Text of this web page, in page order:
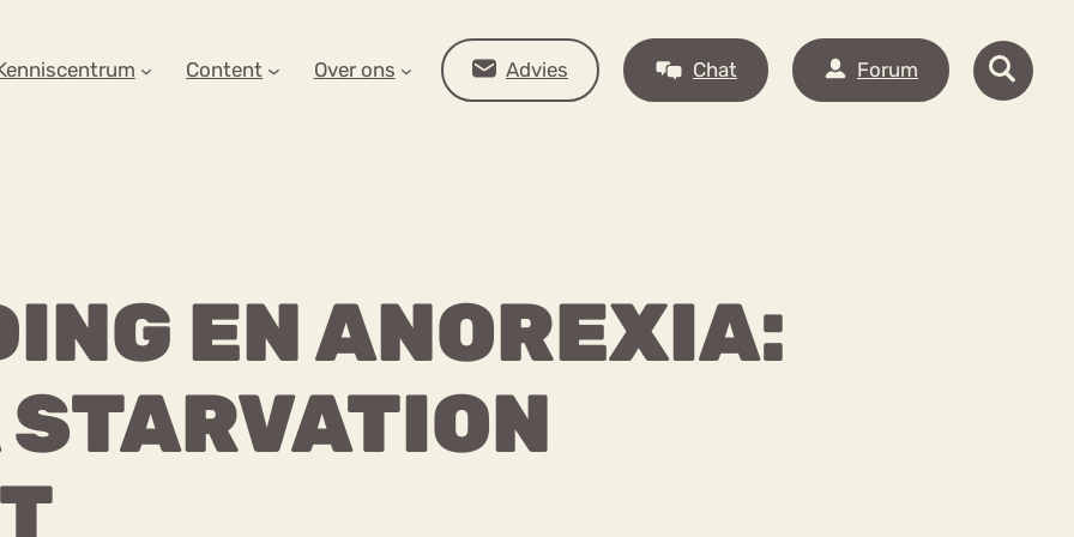
Content Over ons Advies Chat Forum
EN ANOREXIA:
OP ZOEK?